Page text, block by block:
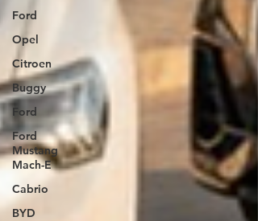
Ford
Opel
Citroen
Buggy
Ford
Ford
Mustang
Mach-E
Cabrio
BYD